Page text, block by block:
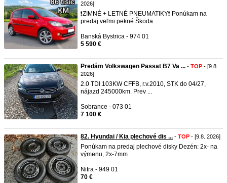
2026]
❗ZIMNÉ + LETNÉ PNEUMATIKY❗ Ponúkam na
predaj veľmi pekné Škoda ...
Banská Bystrica - 974 01
5 590 €
Predám Volkswagen Passat B7 Va ... - TOP - [9.8.
2026]
2.0 TDI 103KW CFFB, r.v.2010, STK do 04/27,
nájazd 245000km. Prev ...
Sobrance - 073 01
7 100 €
82. Hyundai / Kia plechové dis ... - TOP - [9.8. 2026]
Ponúkam na predaj plechové disky Dezén: 2x- na
výmenu, 2x-7mm
Nitra - 949 01
70 €